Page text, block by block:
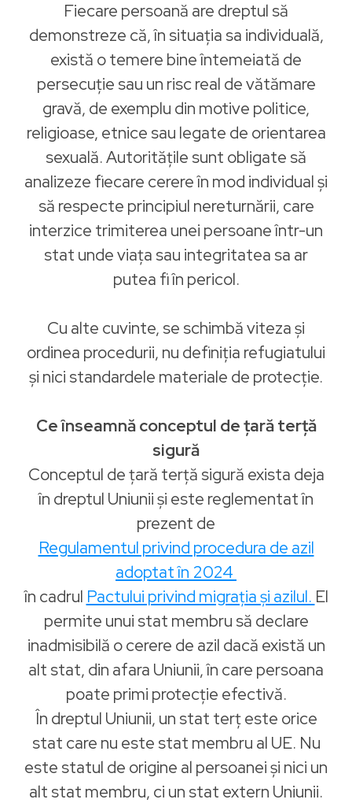
Fiecare persoană are dreptul să
demonstreze că, în situația sa individuală,
există o temere bine întemeiată de
persecuție sau un risc real de vătămare
gravă, de exemplu din motive politice,
religioase, etnice sau legate de orientarea
sexuală. Autoritățile sunt obligate să
analizeze fiecare cerere în mod individual și
să respecte principiul nereturnării, care
interzice trimiterea unei persoane într-un
stat unde viața sau integritatea sa ar
putea fi în pericol.
Cu alte cuvinte, se schimbă viteza și
ordinea procedurii, nu definiția refugiatului
și nici standardele materiale de protecție.
Ce înseamnă conceptul de țară terță
sigură
Conceptul de țară terță sigură exista deja
în dreptul Uniunii și este reglementat în
prezent de
Regulamentul privind procedura de azil
adoptat în 2024
în cadrul Pactului privind migrația și azilul. El
permite unui stat membru să declare
inadmisibilă o cerere de azil dacă există un
alt stat, din afara Uniunii, în care persoana
poate primi protecție efectivă.
În dreptul Uniunii, un stat terț este orice
stat care nu este stat membru al UE. Nu
este statul de origine al persoanei și nici un
alt stat membru, ci un stat extern Uniunii.